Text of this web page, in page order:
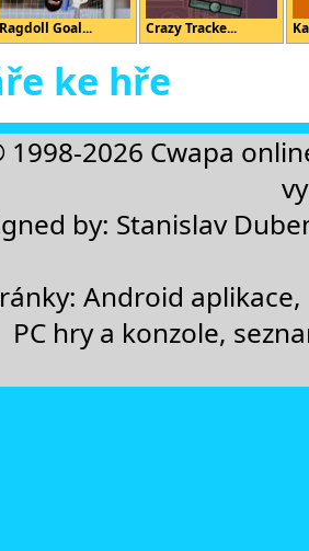
Ragdoll Goal... Crazy Tracke...
ke hře
2026 Cwapa
by: Stanislav
Android aplikace,
PC hry a konzole,